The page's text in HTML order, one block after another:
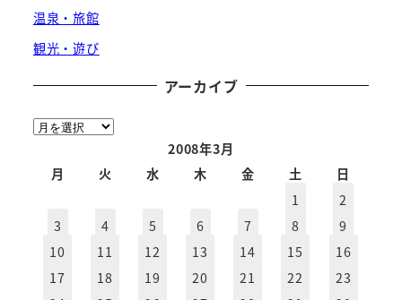
温泉・旅館
観光・遊び
アーカイブ
ア
2008年3月
月
火 水 木 金 土
日
1
2
3
4 5 6 7 8
9
10
11 12 13 14 15
16
17
18 19 20 21 22
23